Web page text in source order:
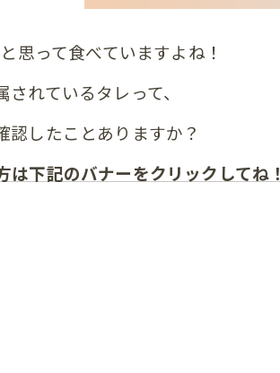
思って食べていますよね！
れているタレって、
認したことありますか？
は下記のバナーをクリックしてね！